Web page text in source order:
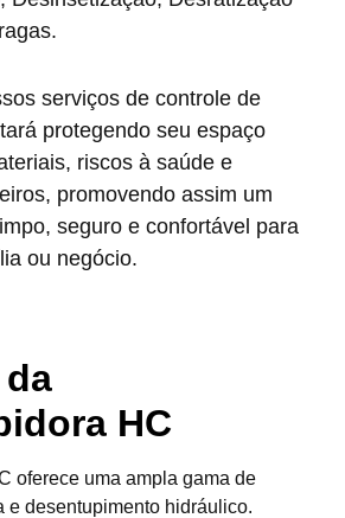
serviços de controle de
protegendo seu espaço
riscos à saúde e
promovendo assim um
seguro e confortável para
ou negócio.
HC
oferece uma ampla gama de
e desentupimento hidráulico.